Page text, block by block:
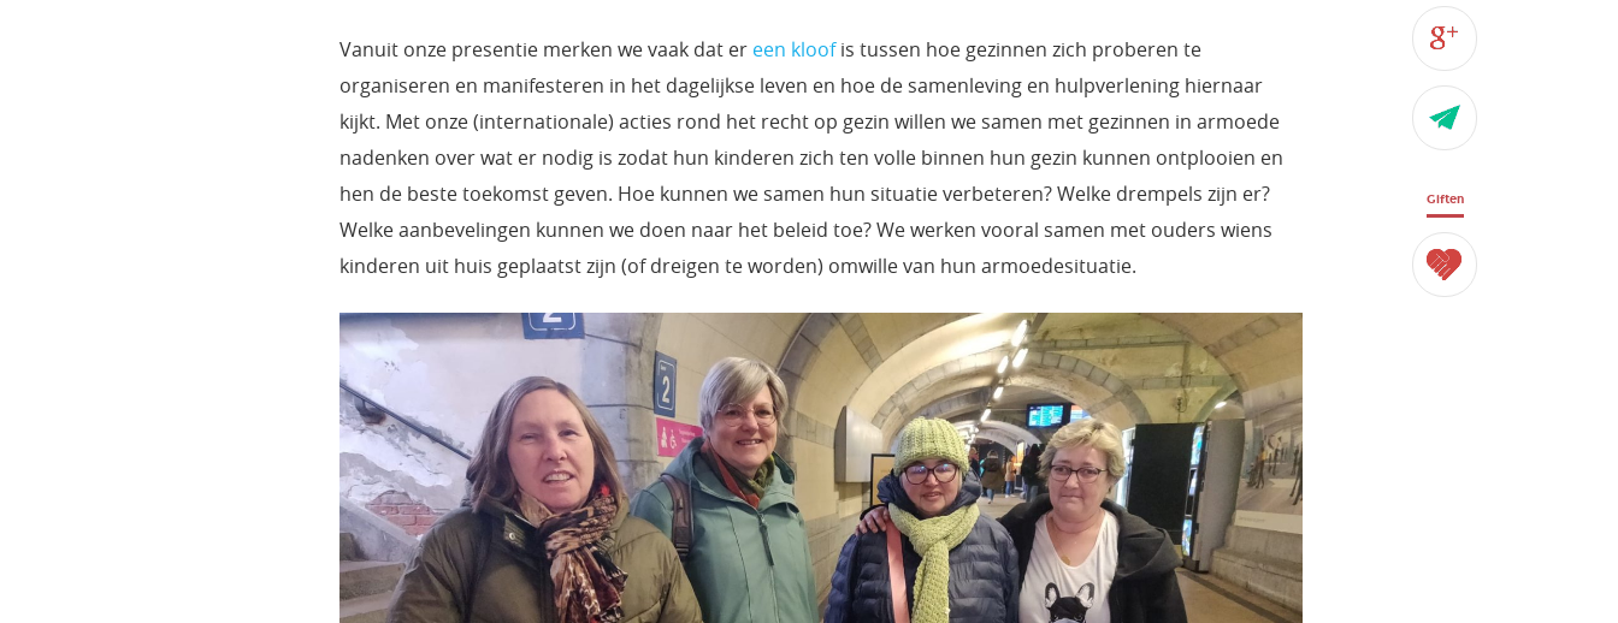
Vanuit onze presentie merken we vaak dat er een kloofis tussen hoe gezinnen zich proberen te
organiseren en manifesteren in het dagelijkse leven en hoe de samenleving en hulpverlening hiernaar
kijkt. Met onze (internationale) acties rond het recht op gezin willen we samen met gezinnen in armoede
nadenken over wat er nodig is zodat hun kinderen zich ten volle binnen hun gezin kunnen ontplooien en
hen de beste toekomst geven. Hoe kunnen we samen hun situatie verbeteren? Welke drempels zijn er?
Welke aanbevelingen kunnen we doen naar het beleid toe? We werken vooral samen met ouders wiens
kinderen uit huis geplaatst zijn (of dreigen te worden) omwille van hun armoedesituatie.
Giften